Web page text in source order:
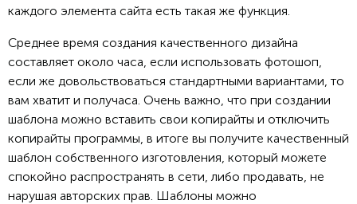
каждого элемента сайта есть такая же функция.
Среднее время создания качественного дизайна
составляет около часа, если использовать фотошоп,
если же довольствоваться стандартными вариантами, то
вам хватит и получаса. Очень важно, что при создании
шаблона можно вставить свои копирайты и отключить
копирайты программы, в итоге вы получите качественный
шаблон собственного изготовления, который можете
спокойно распространять в сети, либо продавать, не
нарушая авторских прав. Шаблоны можно